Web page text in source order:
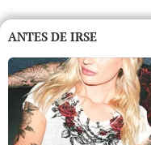
ANTES DE IRSE